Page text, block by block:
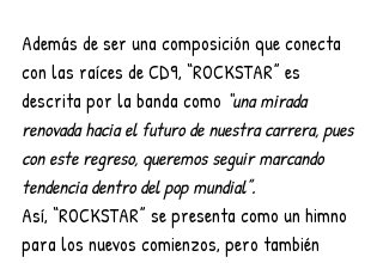
Además de ser una composición que conecta
con las raíces de CD9, “ROCKSTAR” es
descrita por la banda como “una mirada
renovada hacia el futuro de nuestra carrera, pues
con este regreso, queremos seguir marcando
tendencia dentro del pop mundial”.
Así, “ROCKSTAR” se presenta como un himno
para los nuevos comienzos, pero también